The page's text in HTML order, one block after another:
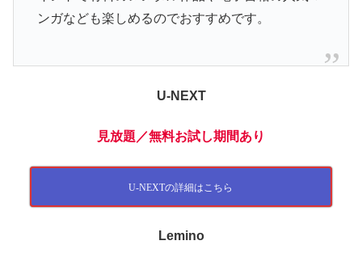
ンガなども楽しめるのでおすすめです。
U-NEXT
見放題 ／無料お試し期間あり
U-NEXTの詳細はこちら
Lemino